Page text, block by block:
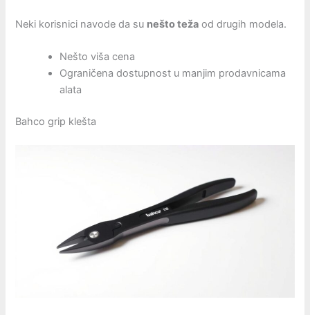
Neki korisnici navode da su nešto teža od drugih modela.
Nešto viša cena
Ograničena dostupnost u manjim prodavnicama
alata
Bahco grip klešta